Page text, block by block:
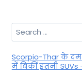
Search
for:
Scorpio-Thar के
में बिकीं इतनी SUVs